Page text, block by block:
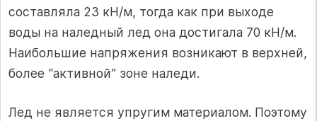
составляла 23 кН/м, тогда как при выходе
воды на наледный лед она достигала 70 кН/м.
Наибольшие напряжения возникают в верхней,
более "активной” зоне наледи.
Лед не является упругим материалом. Поэтому